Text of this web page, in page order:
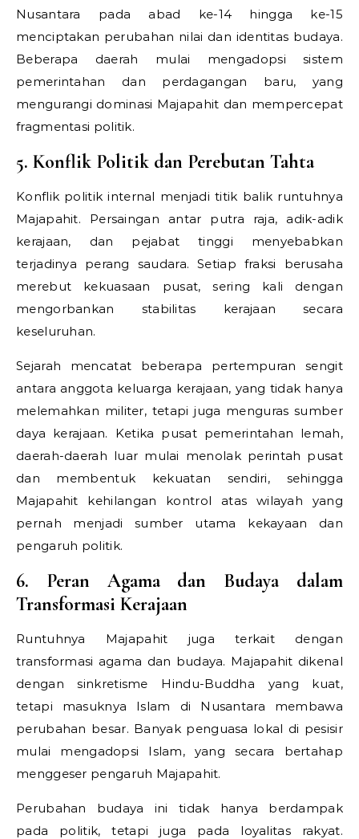
Nusantara pada abad ke-14 hingga ke-15
menciptakan perubahan nilai dan identitas budaya.
Beberapa daerah mulai mengadopsi sistem
pemerintahan dan perdagangan baru, yang
mengurangi dominasi Majapahit dan mempercepat
fragmentasi politik.
5. Konflik Politik dan Perebutan Tahta
Konflik politik internal menjadi titik balik runtuhnya
Majapahit. Persaingan antar putra raja, adik-adik
kerajaan, dan pejabat tinggi menyebabkan
terjadinya perang saudara. Setiap fraksi berusaha
merebut kekuasaan pusat, sering kali dengan
mengorbankan stabilitas kerajaan secara
keseluruhan.
Sejarah mencatat beberapa pertempuran sengit
antara anggota keluarga kerajaan, yang tidak hanya
melemahkan militer, tetapi juga menguras sumber
daya kerajaan. Ketika pusat pemerintahan lemah,
daerah-daerah luar mulai menolak perintah pusat
dan membentuk kekuatan sendiri, sehingga
Majapahit kehilangan kontrol atas wilayah yang
pernah menjadi sumber utama kekayaan dan
pengaruh politik.
6. Peran Agama dan Budaya dalam
Transformasi Kerajaan
Runtuhnya Majapahit juga terkait dengan
transformasi agama dan budaya. Majapahit dikenal
dengan sinkretisme Hindu-Buddha yang kuat,
tetapi masuknya Islam di Nusantara membawa
perubahan besar. Banyak penguasa lokal di pesisir
mulai mengadopsi Islam, yang secara bertahap
menggeser pengaruh Majapahit.
Perubahan budaya ini tidak hanya berdampak
pada politik, tetapi juga pada loyalitas rakyat.